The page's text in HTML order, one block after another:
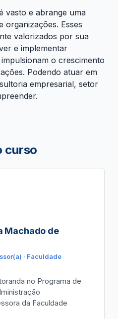
vasto e abrange uma
organizações. Esses
valorizados por sua
e implementar
o crescimento
Podendo atuar em
empresarial, setor
curso
Machado de
· Faculdade
no Programa de
da Faculdade